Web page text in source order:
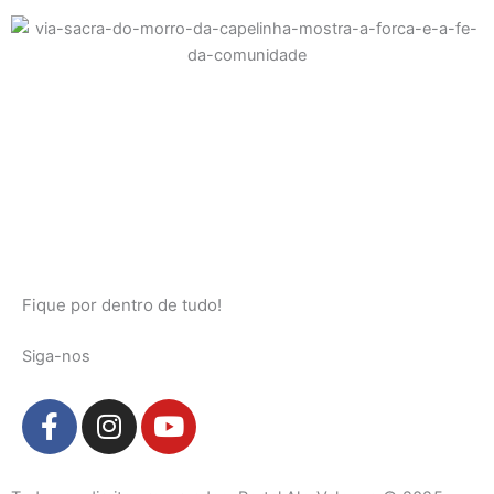
Fique por dentro de tudo!
Siga-nos
F
a
I
n
Y
o